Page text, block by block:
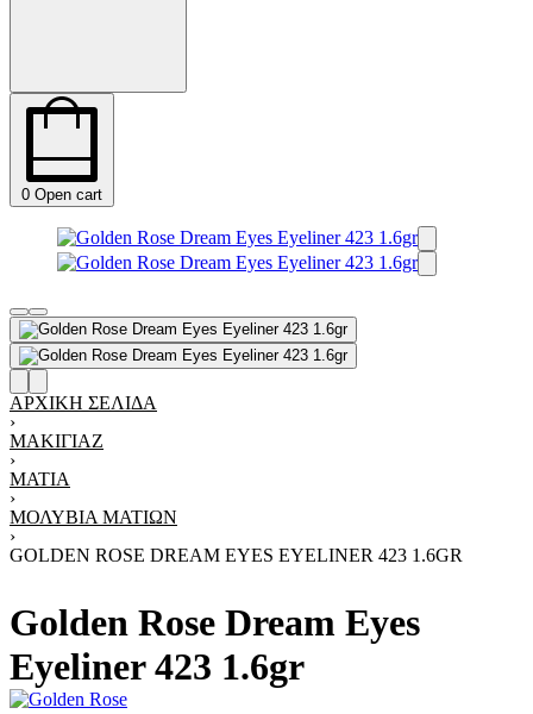
0 Open cart
ΑΡΧΙΚΉ ΣΕΛΊΔΑ
›
ΜΑΚΙΓΙΆΖ
›
ΜΆΤΙΑ
›
ΜΟΛΎΒΙΑ ΜΑΤΙΏΝ
›
GOLDEN ROSE DREAM EYES EYELINER 423 1.6GR
Golden Rose Dream Eyes
Eyeliner 423 1.6gr